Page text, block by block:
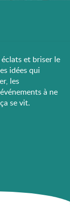
et briser le
idées qui
les
à ne
se vit.